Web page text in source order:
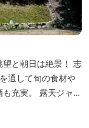
と朝日は絶景！ 志
通して旬の食材や
充実。 露天ジャク
最高級のリゾート
ください。